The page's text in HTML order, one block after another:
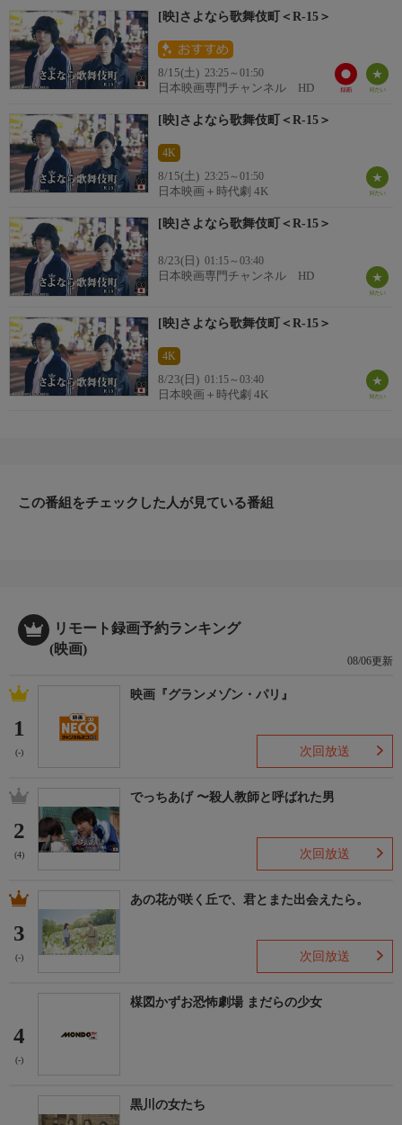
ベテランの掃除人、その夫で時効を待つ指名手配犯、彼氏に内緒
で働くデリヘル嬢、その娘に入れあげるサラリーマン、風俗嬢の
スカウトマン…。ある日徹は、客から連絡を受けて向かった客室
で、沙耶に出くわし…。
[映]さよなら歌舞伎町＜R-15＞
8/15(土) 23:25～01:50
日本映画専門チャンネル HD
[映]さよなら歌舞伎町＜R-15＞
4K
8/15(土) 23:25～01:50
日本映画＋時代劇 4K
[映]さよなら歌舞伎町＜R-15＞
8/23(日) 01:15～03:40
日本映画専門チャンネル HD
[映]さよなら歌舞伎町＜R-15＞
4K
8/23(日) 01:15～03:40
日本映画＋時代劇 4K
この番組をチェックした人が見ている番組
リモート録画予約ランキング
(映画)
08/06更新
1
(-)
映画『グランメゾン・パリ』
次回放送
2
(4)
でっちあげ 〜殺人教師と呼ばれた男
次回放送
3
(-)
あの花が咲く丘で、君とまた出会えたら。
次回放送
4
(-)
楳図かずお恐怖劇場 まだらの少女
黒川の女たち